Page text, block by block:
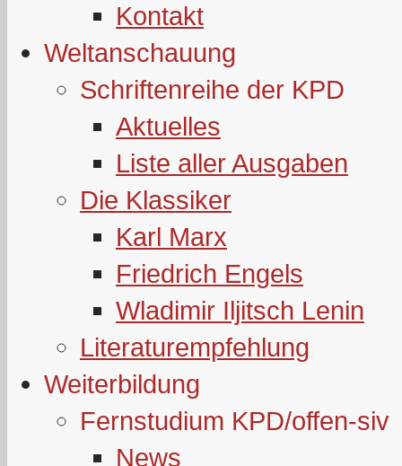
Kontakt
Weltanschauung
Schriftenreihe der KPD
Aktuelles
Liste aller Ausgaben
Die Klassiker
Karl Marx
Friedrich Engels
Wladimir Iljitsch Lenin
Literaturempfehlung
Weiterbildung
Fernstudium KPD/offen-siv
News